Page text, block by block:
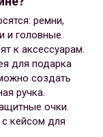
ремни,
и головные
к аксессуарам.
для подарка
создать
ручка.
очки.
кейсом для